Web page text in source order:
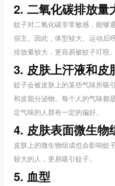
2. 二氧化碳排放量
蚊子对二氧化碳非常敏感，能够
宿主。因此，体型较大、运动后
排放量较大，更容易被蚊子叮咬。
3. 皮肤上汗液和皮
蚊子会被皮肤上的某些气味所吸
和皮脂分泌物。每个人的气味都
定气味的人群有一定的偏好。
4. 皮肤表面微生物
皮肤上的微生物组成也会影响蚊
较大的人，更易吸引蚊子。
5. 血型